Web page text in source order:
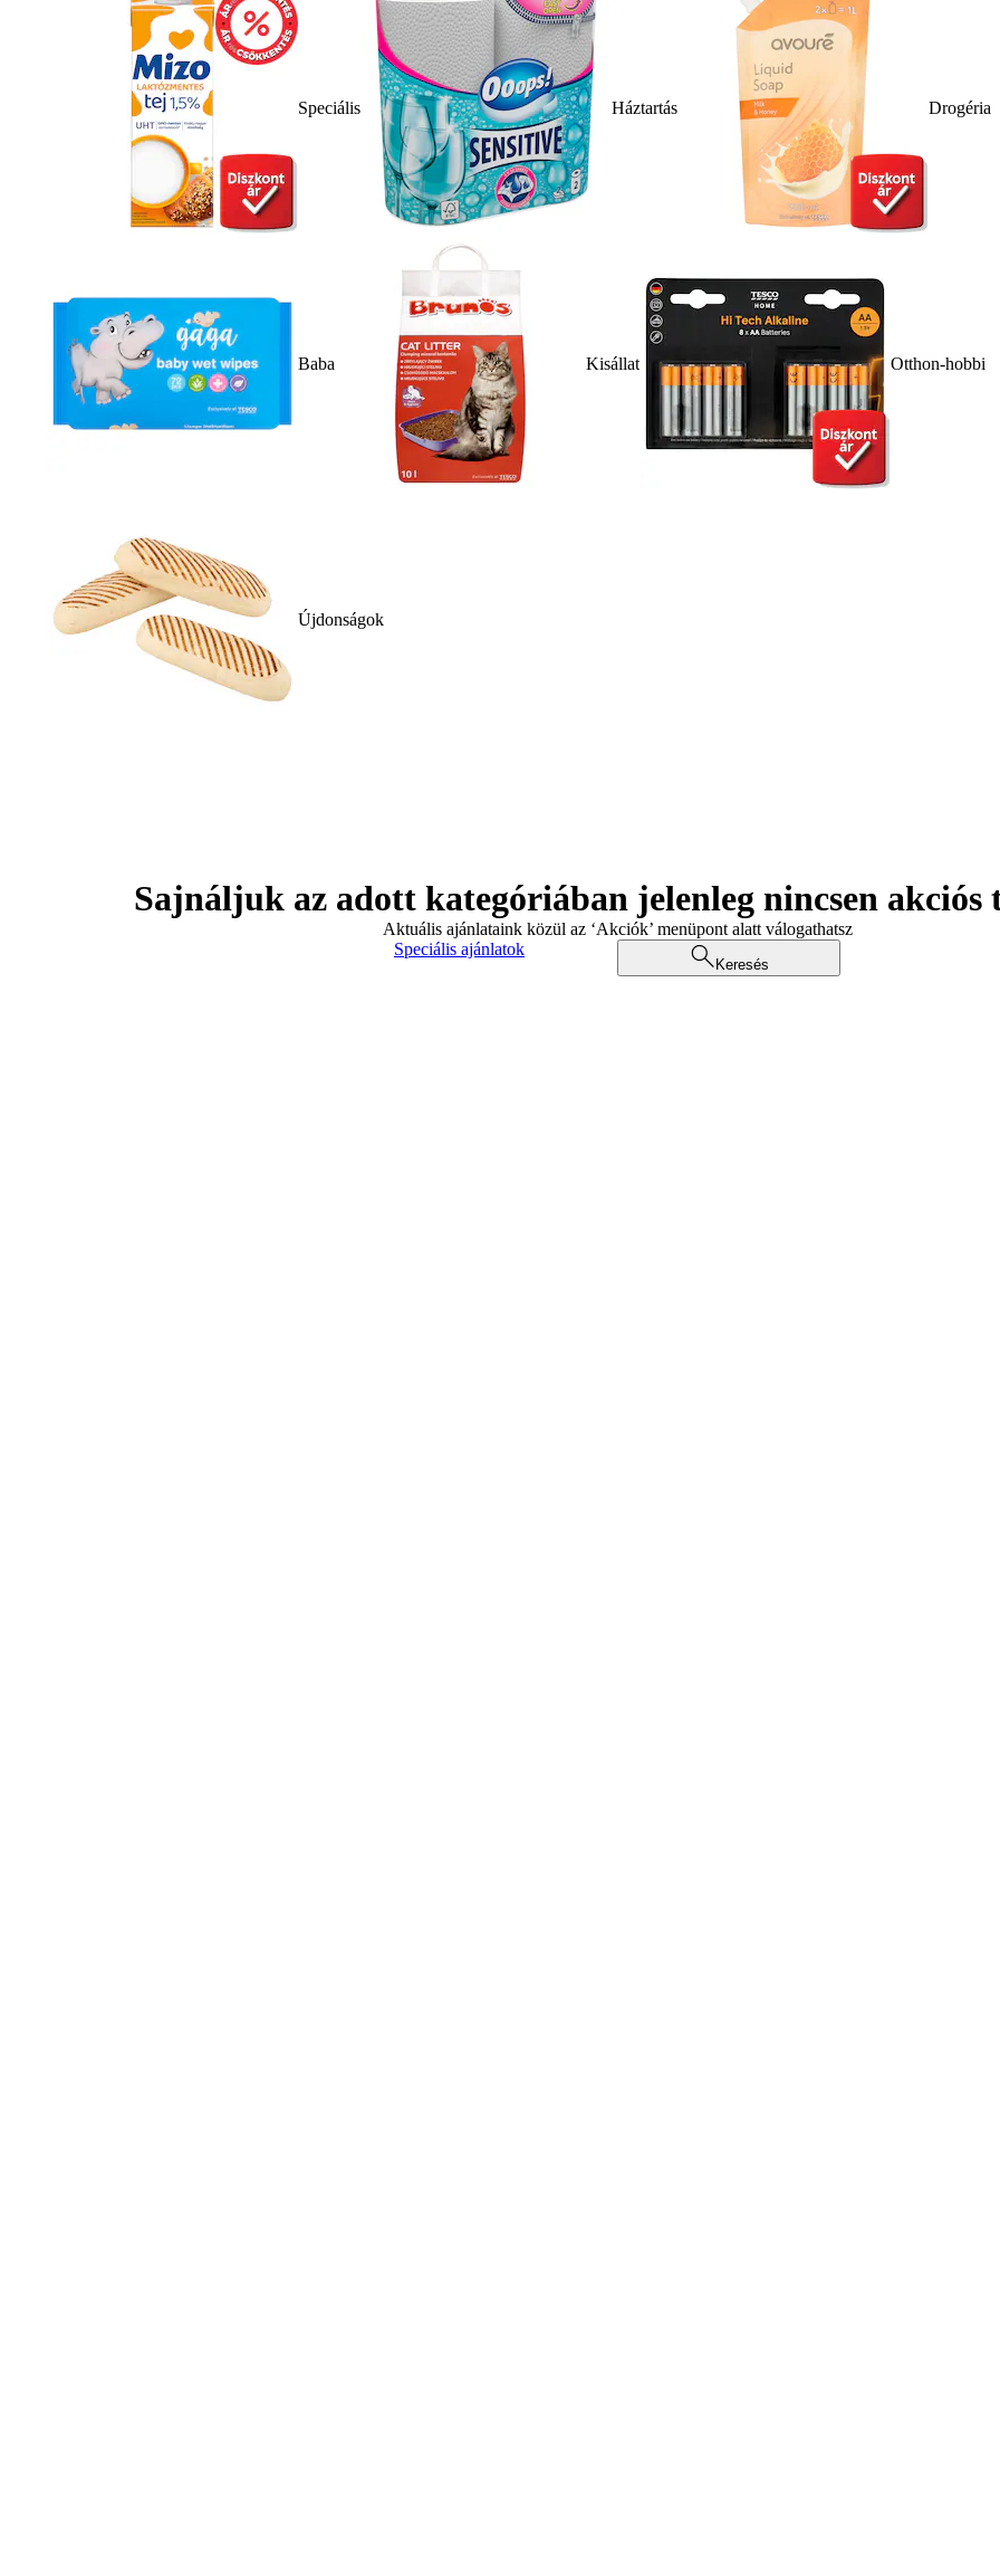
Speciális Háztartás Drogéria
Baba Kisállat Otthon-hobbi
Újdonságok
Sajnáljuk az adott kategóriában jelenleg nincsen akciós
Aktuális ajánlataink közül az ‘Akciók’ menüpont alatt válogathatsz
Speciális ajánlatok
Keresés